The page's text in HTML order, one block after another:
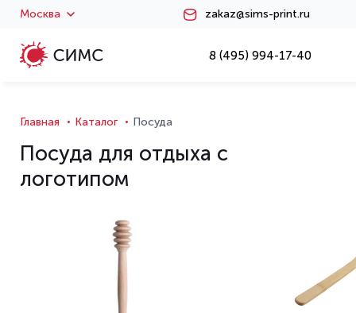
Москва zakaz@sims-print.ru
8 (495) 994-17-40
Главная Каталог Посуда
Посуда для отдыха с
логотипом